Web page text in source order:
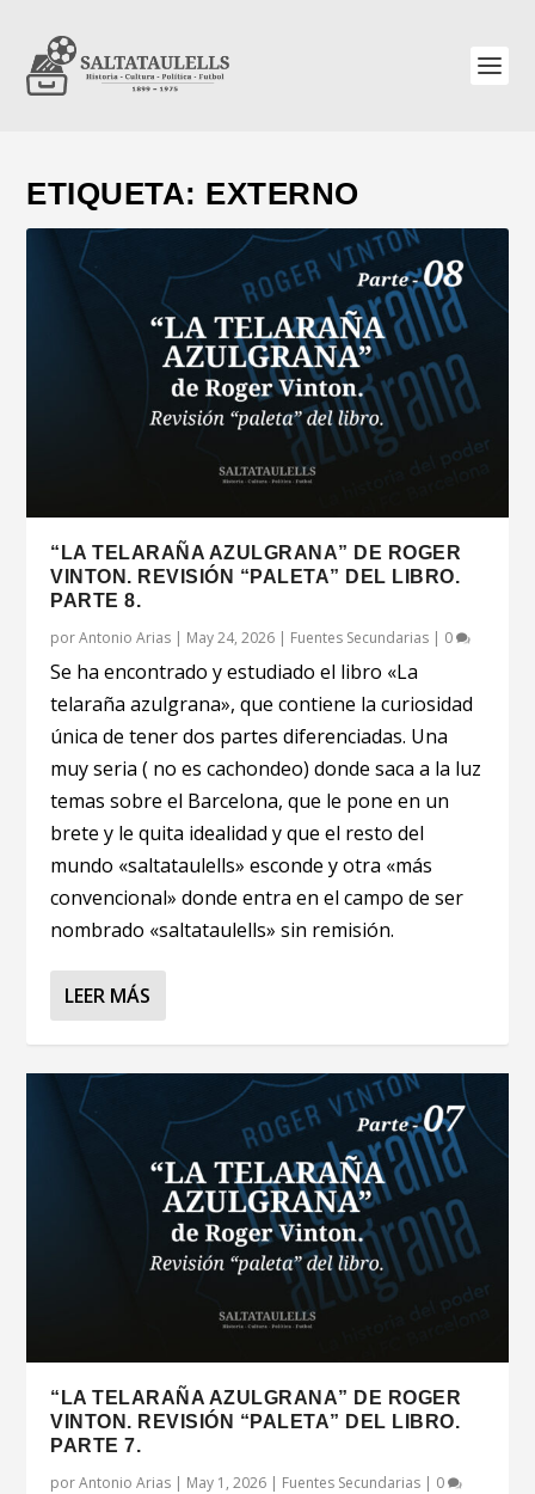
ETIQUETA: EXTERNO
“LA TELARAÑA AZULGRANA” DE ROGER
VINTON. REVISIÓN “PALETA” DEL LIBRO.
PARTE 8.
porAntonio Arias | May 24, 2026 | Fuentes Secundarias | 0
Se ha encontrado y estudiado el libro «La
telaraña azulgrana», que contiene la curiosidad
única de tener dos partes diferenciadas. Una
muy seria ( no es cachondeo) donde saca a la luz
temas sobre el Barcelona, que le pone en un
brete y le quita idealidad y que el resto del
mundo «saltataulells» esconde y otra «más
convencional» donde entra en el campo de ser
nombrado «saltataulells» sin remisión.
LEER MÁS
“LA TELARAÑA AZULGRANA” DE ROGER
VINTON. REVISIÓN “PALETA” DEL LIBRO.
PARTE 7.
porAntonio Arias | May 1, 2026 | Fuentes Secundarias | 0